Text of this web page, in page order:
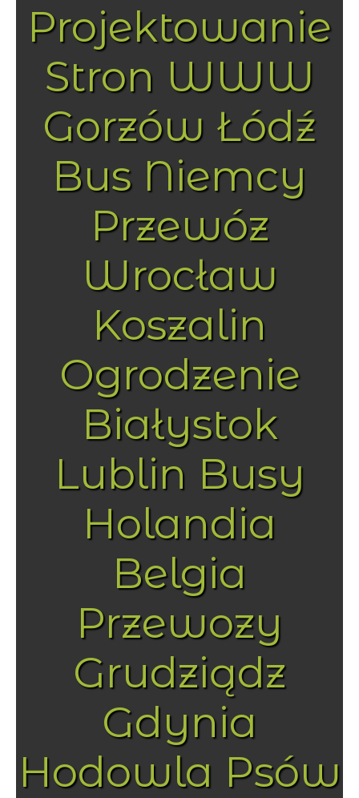
Projektowanie
Stron WWW
Gorzów Łódź
Bus Niemcy
Przewóz
Wrocław
Koszalin
Ogrodzenie
Białystok
Lublin Busy
Holandia
Belgia
Przewozy
Grudziądz
Gdynia
Hodowla Psów